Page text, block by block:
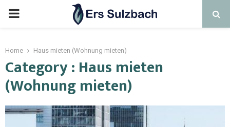
Home Haus mieten (Wohnung mieten)
Category : Haus mieten
(Wohnung mieten)